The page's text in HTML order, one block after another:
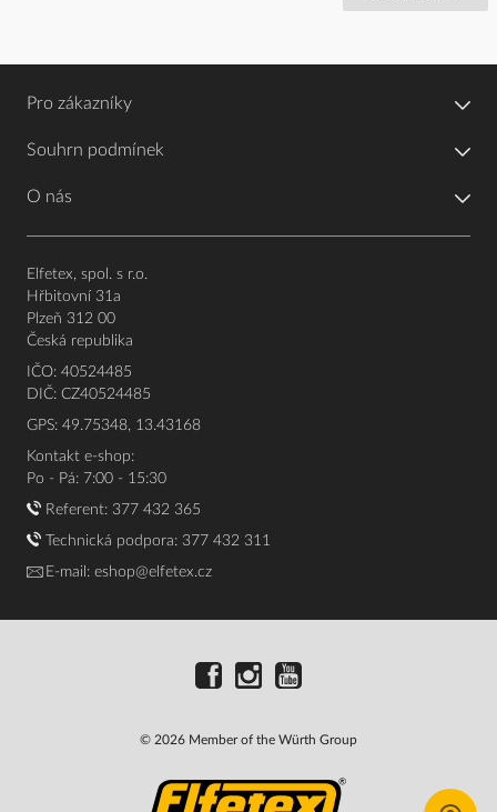
Pro zákazníky
Souhrn podmínek
O nás
Elfetex, spol. s r.o.
Hřbitovní 31a
Plzeň 312 00
Česká republika
IČO: 40524485
DIČ: CZ40524485
GPS: 49.75348, 13.43168
Kontakt e-shop:
Po - Pá: 7:00 - 15:30
Referent: 377 432 365
Technická podpora: 377 432 311
E-mail: eshop@elfetex.cz
© 2026 Member of the Würth Group